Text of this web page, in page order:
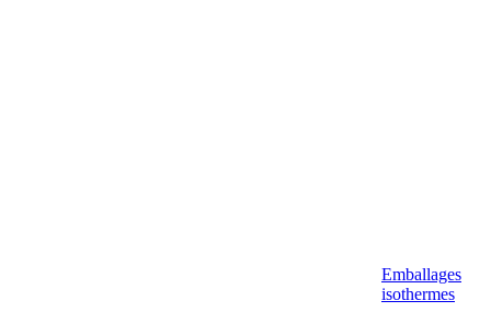
Emballages
isothermes